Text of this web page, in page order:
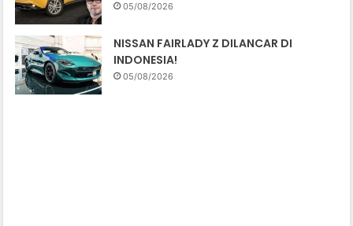
05/08/2026
NISSAN FAIRLADY Z DILANCAR DI
INDONESIA!
05/08/2026